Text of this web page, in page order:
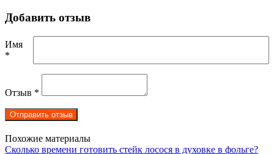
Добавить отзыв
Имя
*
Отзыв *
Похожие материалы
Сколько времени готовить стейк лосося в духовке в фольге?